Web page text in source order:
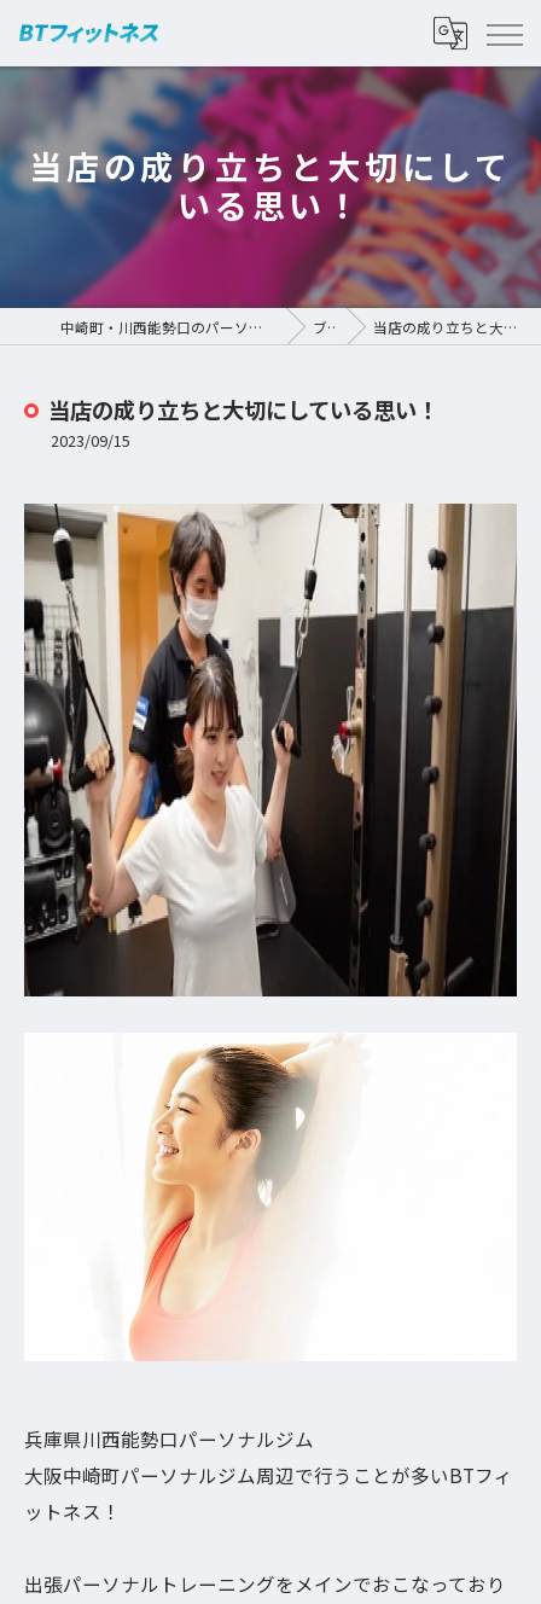
当店の成り立ちと大切にして
いる思い！
中崎町・川西能勢口のパーソナルジムなら | BTフィットネス ブログ 当店の成り立ちと大切にしている思い！
当店の成り立ちと大切にしている思い！
2023/09/15
兵庫県川西能勢口パーソナルジム
大阪中崎町パーソナルジム周辺で行うことが多いBTフィ
ットネス！
出張パーソナルトレーニングをメインでおこなっており